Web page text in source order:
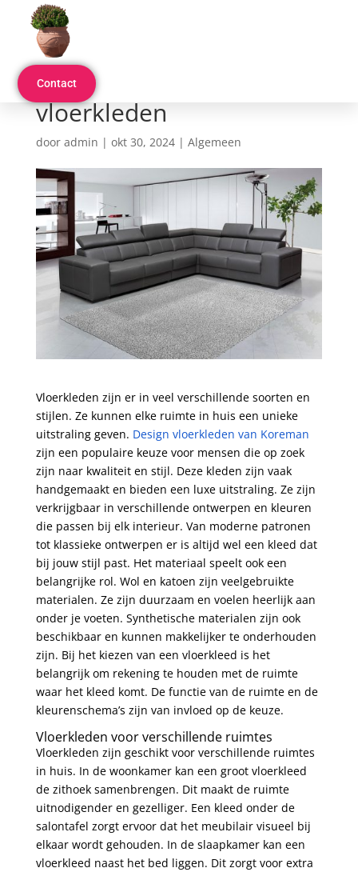
Contact
Verschillende soorten
vloerkleden
door admin | okt 30, 2024| Algemeen
Vloerkleden zijn er in veel verschillende soorten en
stijlen. Ze kunnen elke ruimte in huis een unieke
uitstraling geven. Design vloerkleden van Koreman
zijn een populaire keuze voor mensen die op zoek
zijn naar kwaliteit en stijl. Deze kleden zijn vaak
handgemaakt en bieden een luxe uitstraling. Ze zijn
verkrijgbaar in verschillende ontwerpen en kleuren
die passen bij elk interieur. Van moderne patronen
tot klassieke ontwerpen er is altijd wel een kleed dat
bij jouw stijl past. Het materiaal speelt ook een
belangrijke rol. Wol en katoen zijn veelgebruikte
materialen. Ze zijn duurzaam en voelen heerlijk aan
onder je voeten. Synthetische materialen zijn ook
beschikbaar en kunnen makkelijker te onderhouden
zijn. Bij het kiezen van een vloerkleed is het
belangrijk om rekening te houden met de ruimte
waar het kleed komt. De functie van de ruimte en de
kleurenschema’s zijn van invloed op de keuze.
Vloerkleden voor verschillende ruimtes
Vloerkleden zijn geschikt voor verschillende ruimtes
in huis. In de woonkamer kan een groot vloerkleed
de zithoek samenbrengen. Dit maakt de ruimte
uitnodigender en gezelliger. Een kleed onder de
salontafel zorgt ervoor dat het meubilair visueel bij
elkaar wordt gehouden. In de slaapkamer kan een
vloerkleed naast het bed liggen. Dit zorgt voor extra